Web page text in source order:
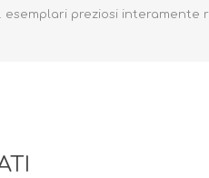
preziosi interamente